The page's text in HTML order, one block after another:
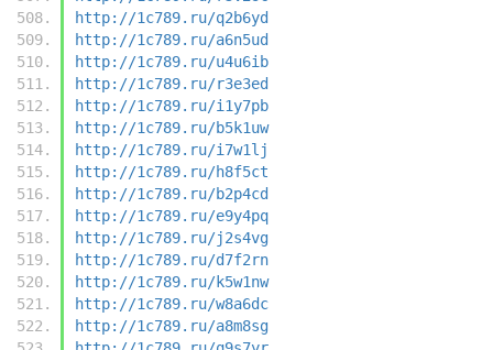
http://1c789.ru/q2b6yd
http://1c789.ru/a6n5ud
http://1c789.ru/u4u6ib
http://1c789.ru/r3e3ed
http://1c789.ru/i1y7pb
http://1c789.ru/b5k1uw
http://1c789.ru/i7w1lj
http://1c789.ru/h8f5ct
http://1c789.ru/b2p4cd
http://1c789.ru/e9y4pq
http://1c789.ru/j2s4vg
http://1c789.ru/d7f2rn
http://1c789.ru/k5w1nw
http://1c789.ru/w8a6dc
http://1c789.ru/a8m8sg